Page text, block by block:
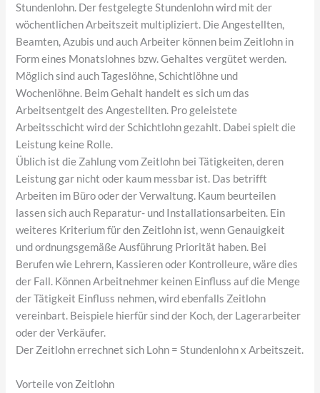
Stundenlohn. Der festgelegte Stundenlohn wird mit der
wöchentlichen Arbeitszeit multipliziert. Die Angestellten,
Beamten, Azubis und auch Arbeiter können beim Zeitlohn in
Form eines Monatslohnes bzw. Gehaltes vergütet werden.
Möglich sind auch Tageslöhne, Schichtlöhne und
Wochenlöhne. Beim Gehalt handelt es sich um das
Arbeitsentgelt des Angestellten. Pro geleistete
Arbeitsschicht wird der Schichtlohn gezahlt. Dabei spielt die
Leistung keine Rolle.
Üblich ist die Zahlung vom Zeitlohn bei Tätigkeiten, deren
Leistung gar nicht oder kaum messbar ist. Das betrifft
Arbeiten im Büro oder der Verwaltung. Kaum beurteilen
lassen sich auch Reparatur- und Installationsarbeiten. Ein
weiteres Kriterium für den Zeitlohn ist, wenn Genauigkeit
und ordnungsgemäße Ausführung Priorität haben. Bei
Berufen wie Lehrern, Kassieren oder Kontrolleure, wäre dies
der Fall. Können Arbeitnehmer keinen Einfluss auf die Menge
der Tätigkeit Einfluss nehmen, wird ebenfalls Zeitlohn
vereinbart. Beispiele hierfür sind der Koch, der Lagerarbeiter
oder der Verkäufer.
Der Zeitlohn errechnet sich Lohn = Stundenlohn x Arbeitszeit.
Vorteile von Zeitlohn